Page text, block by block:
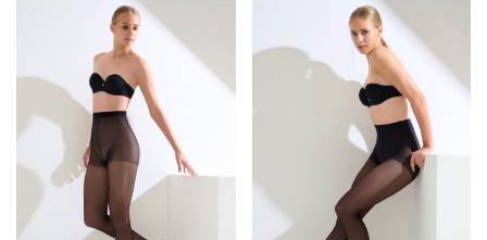
Izmerite prsni obseg. Šiviljski
položite čez hrbet v višini
izreza in čez prsi, v višini bradavic
vdolbine med prsmi. V razdelku 2.
boste prebrali, katera globina
ustreza vaši meri (A, B …) – iščite v
stolpcu, ki ste ga določili s
obsegom.